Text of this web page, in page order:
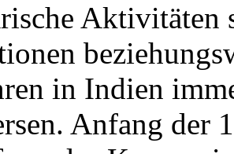
Aktivitäten
in Indien
Anfang der